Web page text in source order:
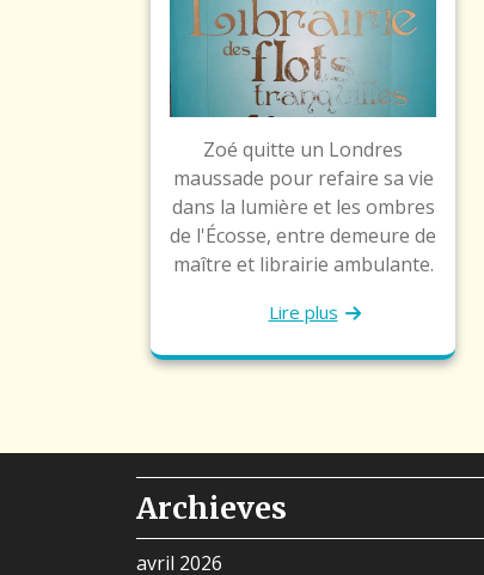
Zoé quitte un Londres
maussade pour refaire sa vie
dans la lumière et les ombres
de l'Écosse, entre demeure de
maître et librairie ambulante.
Lire plus
Archieves
avril 2026